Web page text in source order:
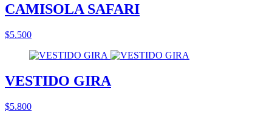
CAMISOLA SAFARI
$5.500
VESTIDO GIRA
$5.800